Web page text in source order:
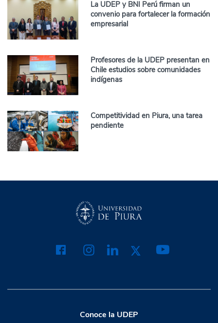
La UDEP y BNI Perú firman un
convenio para fortalecer la formación
empresarial
Profesores de la UDEP presentan en
Chile estudios sobre comunidades
indígenas
Competitividad en Piura, una tarea
pendiente
Conoce la UDEP